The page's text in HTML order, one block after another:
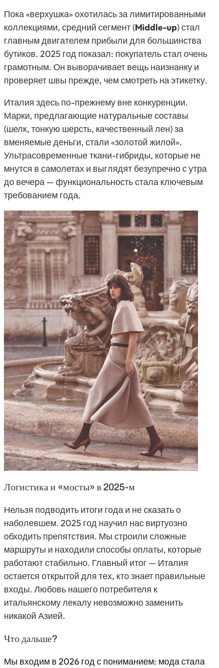
Пока «верхушка» охотилась за лимитированными
коллекциями, средний сегмент (Middle-up) стал
главным двигателем прибыли для большинства
бутиков. 2025 год показал: покупатель стал очень
грамотным. Он выворачивает вещь наизнанку и
проверяет швы прежде, чем смотреть на этикетку.
Италия здесь по-прежнему вне конкуренции.
Марки, предлагающие натуральные составы
(шелк, тонкую шерсть, качественный лен) за
вменяемые деньги, стали «золотой жилой».
Ультрасовременные ткани-гибриды, которые не
мнутся в самолетах и выглядят безупречно с утра
до вечера — функциональность стала ключевым
требованием года.
Логистика и «мосты» в 2025-м
Нельзя подводить итоги года и не сказать о
наболевшем. 2025 год научил нас виртуозно
обходить препятствия. Мы строили сложные
маршруты и находили способы оплаты, которые
работают стабильно. Главный итог — Италия
остается открытой для тех, кто знает правильные
входы. Любовь нашего потребителя к
итальянскому лекалу невозможно заменить
никакой Азией.
Что дальше?
Мы входим в 2026 год с пониманием: мода стала